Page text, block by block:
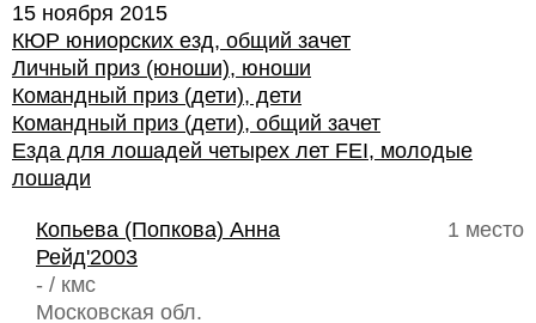
15 ноября 2015
КЮР юниорских езд, общий зачет
Личный приз (юноши), юноши
Командный приз (дети), дети
Командный приз (дети), общий зачет
Езда для лошадей четырех лет FEI, молодые
лошади
1 место
Копьева (Попкова) Анна
Рейд'2003
- / кмс
Московская обл.